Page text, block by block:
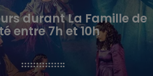
durant La Famille de
entre 7h et 10h